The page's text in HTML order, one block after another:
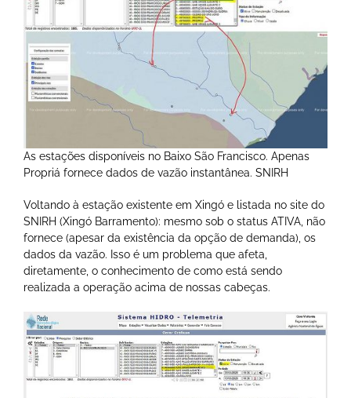
As estações disponíveis no Baixo São Francisco. Apenas
Propriá fornece dados de vazão instantânea. SNIRH
Voltando à estação existente em Xingó e listada no site do
SNIRH (Xingó Barramento): mesmo sob o status ATIVA, não
fornece (apesar da existência da opção de demanda), os
dados da vazão. Isso é um problema que afeta,
diretamente, o conhecimento de como está sendo
realizada a operação acima de nossas cabeças.